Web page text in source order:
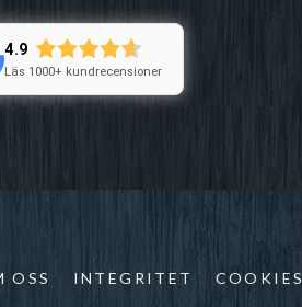
4.9
Läs 1000+ kundrecensioner
OSS INTEGRITET COOKIES